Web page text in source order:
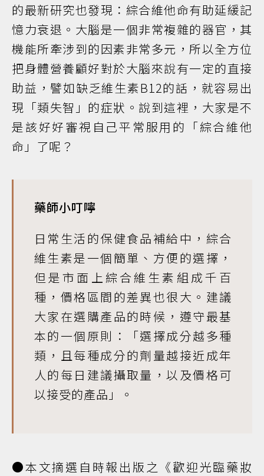
的最新研究也發現：綜合維他命有助延緩記
憶力衰退。大腦是一個非常複雜的器官，其
機能所牽涉到的因素非常多元，所以全方位
把身體營養顧好對於大腦來說有一定的直接
助益，譬如缺乏維生素B12的話，就容易出
現「類失智」的症狀。說到這裡，大家是不
是該好好審視自己平常服用的「綜合維他
命」了呢？
藥師小叮嚀
日常生活的保健食品補給中，綜合
維生素是一個簡單、方便的選擇，
但是市面上綜合維生素組成千百
種，價格區間的差異也很大。建議
大家在選購產品的時候，遵守最基
本的一個原則：「選擇成分越多種
類，且每種成分的劑量越接近成年
人的每日建議攝取量，以及價格可
以接受的產品」。
●本文摘選自時報出版之《歡迎光臨藥妝